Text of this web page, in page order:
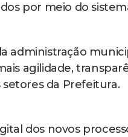
por meio do
administração
agilidade,
da Prefeitura.
dos novos